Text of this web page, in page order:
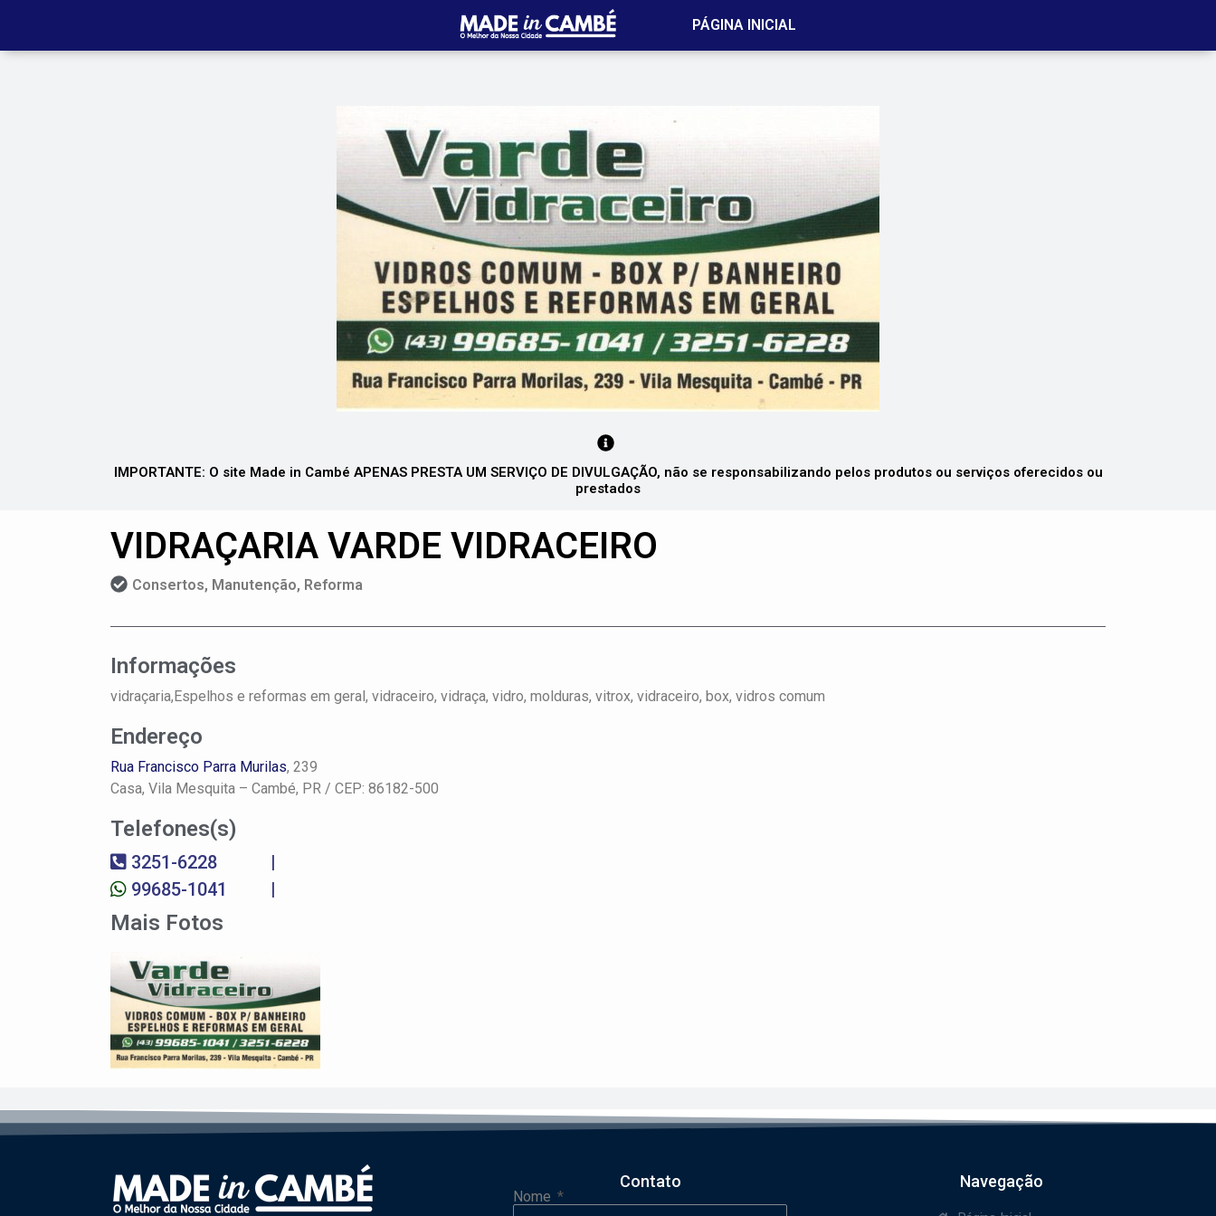
PÁGINA INICIAL
IMPORTANTE: O site Made in Cambé APENAS PRESTA UM SERVIÇO DE DIVULGAÇÃO, não se responsabilizando pelos produtos ou serviços oferecidos ou
prestados
VIDRAÇARIA VARDE VIDRACEIRO
Consertos, Manutenção, Reforma
Informações
vidraçaria,Espelhos e reformas em geral, vidraceiro, vidraça, vidro, molduras, vitrox, vidraceiro, box, vidros comum
Endereço
Rua Francisco Parra Murilas, 239
Casa, Vila Mesquita – Cambé, PR / CEP: 86182-500
Telefones(s)
3251-6228
99685-1041
|
|
Mais Fotos
Contato
Nome
Navegação